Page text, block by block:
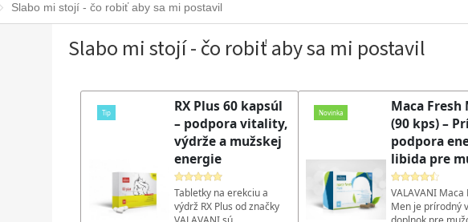
Slabo mi stojí - čo robiť aby sa mi postavil
Slabo mi stojí - čo robiť aby sa mi postavil